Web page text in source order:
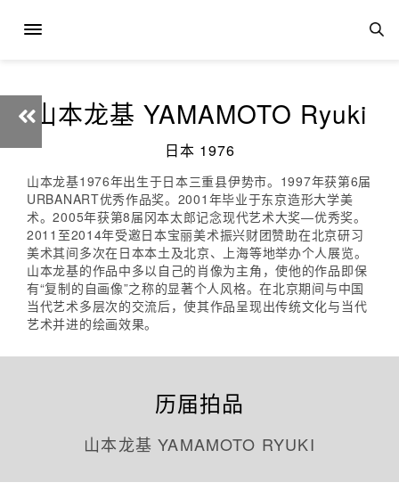
山本龙基 YAMAMOTO Ryuki
日本 1976
山本龙基1976年出生于日本三重县伊势市。1997年获第6届
URBANART优秀作品奖。2001年毕业于东京造形大学美
术。2005年获第8届冈本太郎记念现代艺术大奖—优秀奖。
2011至2014年受邀日本宝丽美术振兴财团赞助在北京研习
美术其间多次在日本本土及北京、上海等地举办个人展览。
山本龙基的作品中多以自己的肖像为主角，使他的作品即保
有“复制的自画像”之称的显著个人风格。在北京期间与中国
当代艺术多层次的交流后，使其作品呈现出传统文化与当代
艺术并进的绘画效果。
历届拍品
山本龙基 YAMAMOTO RYUKI